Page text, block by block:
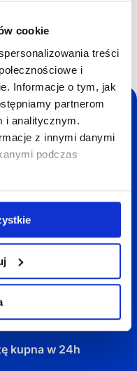
cookie
treści
i
Informacje o tym, jak
partnerom
i analitycznym.
z innymi danymi
podczas
i nerwy -
i domy
całej Polski.
w 24h
w 7 dni
kupna w 24h